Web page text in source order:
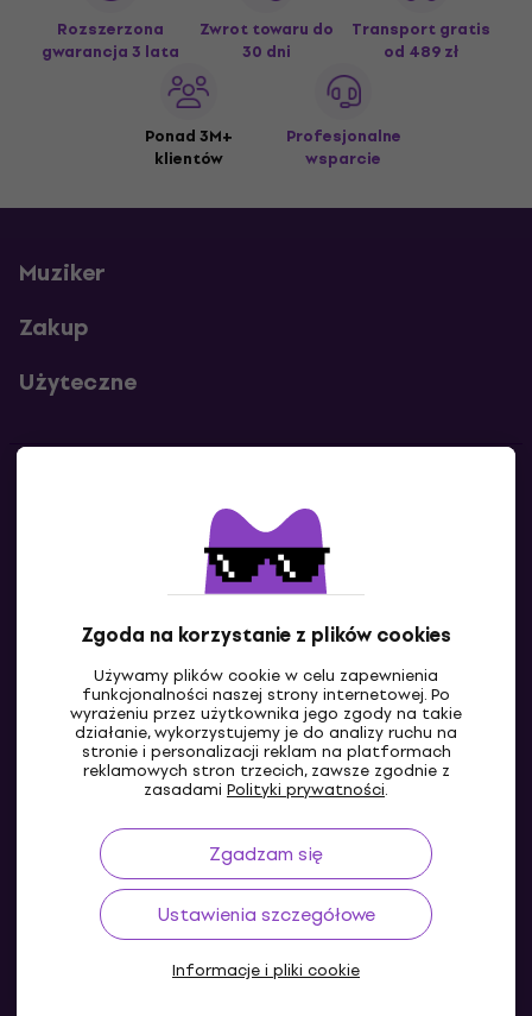
Zgoda na korzystanie z plików cookies
Używamy plików cookie w celu zapewnienia
funkcjonalności naszej strony internetowej. Po
wyrażeniu przez użytkownika jego zgody na takie
działanie, wykorzystujemy je do analizy ruchu na
stronie i personalizacji reklam na platformach
reklamowych stron trzecich, zawsze zgodnie z
zasadami Polityki prywatności.
Zgadzam się
Ustawienia szczegółowe
Informacje i pliki cookie
Rozszerzona
gwarancja 3 lata
Zwrot towaru do
30 dni
Transport gratis
od 489 zł
Ponad 3M+
klientów
Profesjonalne
wsparcie
Muziker
Zakup
Użyteczne
Skontaktuj się z nami
PL